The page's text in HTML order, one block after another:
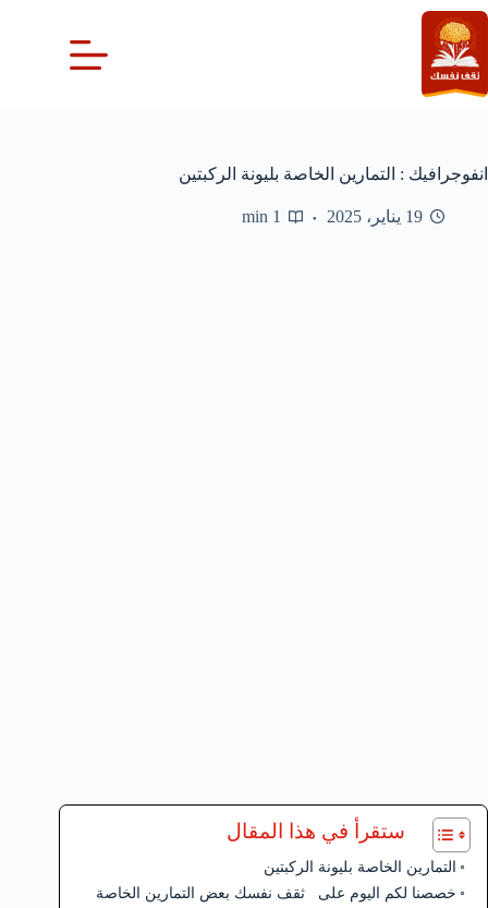
التجاوز
إلى
المحتوى
انفوجرافيك : التمارين الخاصة بليونة الركبتين
19 يناير، 2025 1 min
ستقرأ في هذا المقال
التمارين الخاصة بليونة الركبتين
خصصنا لكم اليوم على ثقف نفسك بعض التمارين الخاصة